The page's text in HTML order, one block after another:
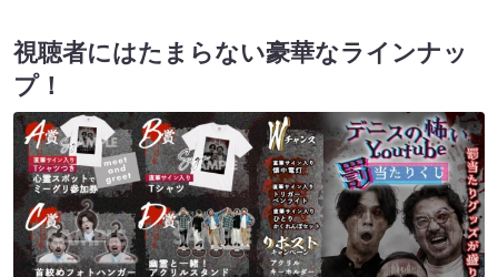
視聴者にはたまらない豪華なラインナッ
プ！